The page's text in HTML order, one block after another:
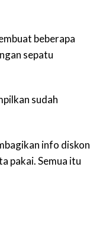
beberapa
sepatu
sudah
info diskon
pakai. Semua itu